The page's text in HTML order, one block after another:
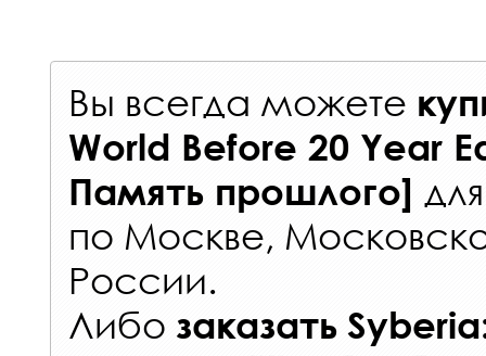
Вы всегда можете
World Before 20 Year
Память прошлого]
по Москве,
России.
Либо заказать